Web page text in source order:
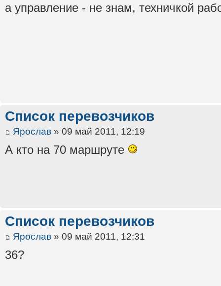
а управление - не знам, техничкой
Список перевозчиков
Ярослав » 09 май 2011, 12:19
А кто на 70 маршруте
Список перевозчиков
Ярослав » 09 май 2011, 12:31
36?